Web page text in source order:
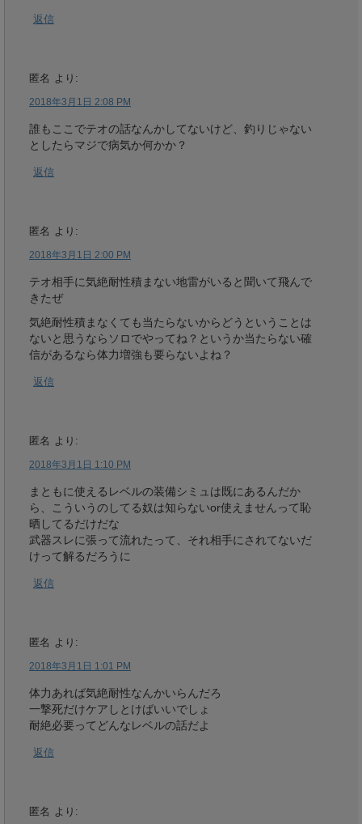
返信
匿名 より:
2018年3月1日 2:08 PM
誰もここでテオの話なんかしてないけど、釣りじゃない
としたらマジで病気か何かか？
返信
匿名 より:
2018年3月1日 2:00 PM
テオ相手に気絶耐性積まない地雷がいると聞いて飛んで
きたぜ
気絶耐性積まなくても当たらないからどうということは
ないと思うならソロでやってね？というか当たらない確
信があるなら体力増強も要らないよね？
返信
匿名 より:
2018年3月1日 1:10 PM
まともに使えるレベルの装備シミュは既にあるんだか
ら、こういうのしてる奴は知らないor使えませんって恥
晒してるだけだな
武器スレに張って流れたって、それ相手にされてないだ
けって解るだろうに
返信
匿名 より:
2018年3月1日 1:01 PM
体力あれば気絶耐性なんかいらんだろ
一撃死だけケアしとけばいいでしょ
耐絶必要ってどんなレベルの話だよ
返信
匿名 より: